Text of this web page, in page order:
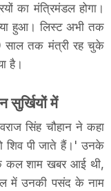
का मंत्रिमंडल होगा।
हुआ। लिस्ट अभी तक
साल तक मंत्री रह चुके
है।
सुर्खियों में
सिंह चौहान ने कहा
शिव पी जाते हैं।' उनके
कल शाम खबर आई थी,
में उनकी पसंद के नाम